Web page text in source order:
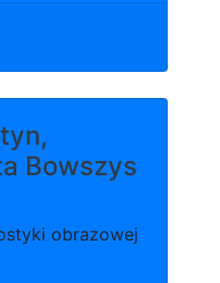
Bowszys
obrazowej